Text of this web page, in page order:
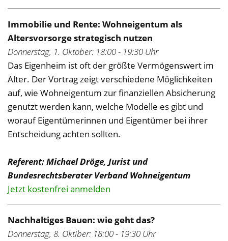
Immobilie und Rente: Wohneigentum als
Altersvorsorge strategisch nutzen
Donnerstag, 1. Oktober: 18:00 - 19:30 Uhr
Das Eigenheim ist oft der größte Vermögenswert im
Alter. Der Vortrag zeigt verschiedene Möglichkeiten
auf, wie Wohneigentum zur finanziellen Absicherung
genutzt werden kann, welche Modelle es gibt und
worauf Eigentümerinnen und Eigentümer bei ihrer
Entscheidung achten sollten.
Referent: Michael Dröge, Jurist und
Bundesrechtsberater Verband Wohneigentum
Jetzt kostenfrei anmelden
Nachhaltiges Bauen: wie geht das?
Donnerstag, 8. Oktiber: 18:00 - 19:30 Uhr